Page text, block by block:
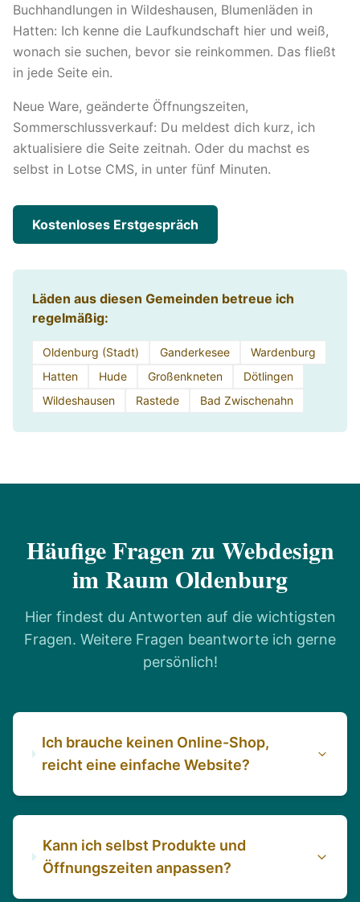
Buchhandlungen in Wildeshausen, Blumenläden in
Hatten: Ich kenne die Laufkundschaft hier und weiß,
wonach sie suchen, bevor sie reinkommen. Das fließt
in jede Seite ein.
Neue Ware, geänderte Öffnungszeiten,
Sommerschlussverkauf: Du meldest dich kurz, ich
aktualisiere die Seite zeitnah. Oder du machst es
selbst in Lotse CMS, in unter fünf Minuten.
Kostenloses Erstgespräch
Läden aus diesen Gemeinden betreue ich
regelmäßig:
Oldenburg (Stadt) Ganderkesee
Wardenburg
Hatten
Hude Großenkneten
Dötlingen
Wildeshausen
Rastede Bad Zwischenahn
Häufige Fragen zu Webdesign
im Raum Oldenburg
Hier findest du Antworten auf die wichtigsten
Fragen. Weitere Fragen beantworte ich gerne
persönlich!
Ich brauche keinen Online-Shop,
reicht eine einfache Website?
Kann ich selbst Produkte und
Öffnungszeiten anpassen?